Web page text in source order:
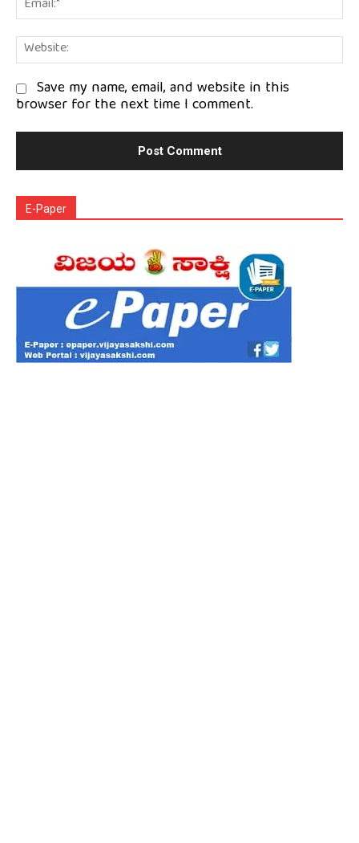
Save my name, email, and website in this
browser for the next time I comment.
E-Paper